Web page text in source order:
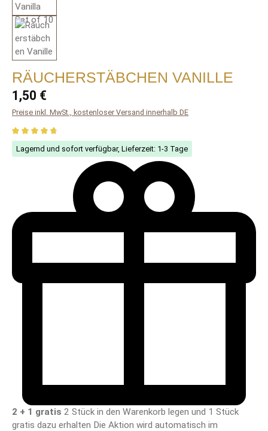
RÄUCHERSTÄBCHEN VANILLE
Regulärer Preis:
1,50 €
Preise inkl. MwSt., kostenloser Versand innerhalb DE
Durchschnittliche Bewertung von 4.86 von 5 Sternen
Lagernd und sofort verfügbar, Lieferzeit: 1-3 Tage
2 + 1 gratis 2 Stück in den Warenkorb legen und 1 Stück
gratis dazu erhalten Die Aktion wird automatisch im